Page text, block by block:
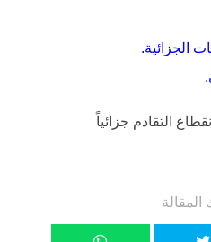
الجزائية.
التقادم جزائياً